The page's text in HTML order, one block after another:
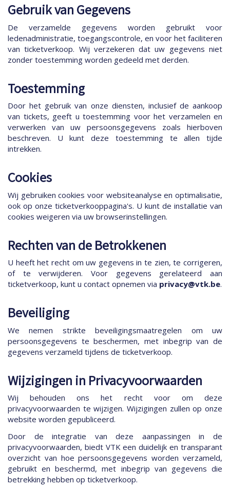
Gebruik van Gegevens
De verzamelde gegevens worden gebruikt voor
ledenadministratie, toegangscontrole, en voor het faciliteren
van ticketverkoop. Wij verzekeren dat uw gegevens niet
zonder toestemming worden gedeeld met derden.
Toestemming
Door het gebruik van onze diensten, inclusief de aankoop
van tickets, geeft u toestemming voor het verzamelen en
verwerken van uw persoonsgegevens zoals hierboven
beschreven. U kunt deze toestemming te allen tijde
intrekken.
Cookies
Wij gebruiken cookies voor websiteanalyse en optimalisatie,
ook op onze ticketverkooppagina's. U kunt de installatie van
cookies weigeren via uw browserinstellingen.
Rechten van de Betrokkenen
U heeft het recht om uw gegevens in te zien, te corrigeren,
of te verwijderen. Voor gegevens gerelateerd aan
ticketverkoop, kunt u contact opnemen via privacy@vtk.be.
Beveiliging
We nemen strikte beveiligingsmaatregelen om uw
persoonsgegevens te beschermen, met inbegrip van de
gegevens verzameld tijdens de ticketverkoop.
Wijzigingen in Privacyvoorwaarden
Wij behouden ons het recht voor om deze
privacyvoorwaarden te wijzigen. Wijzigingen zullen op onze
website worden gepubliceerd.
Door de integratie van deze aanpassingen in de
privacyvoorwaarden, biedt VTK een duidelijk en transparant
overzicht van hoe persoonsgegevens worden verzameld,
gebruikt en beschermd, met inbegrip van gegevens die
betrekking hebben op ticketverkoop.